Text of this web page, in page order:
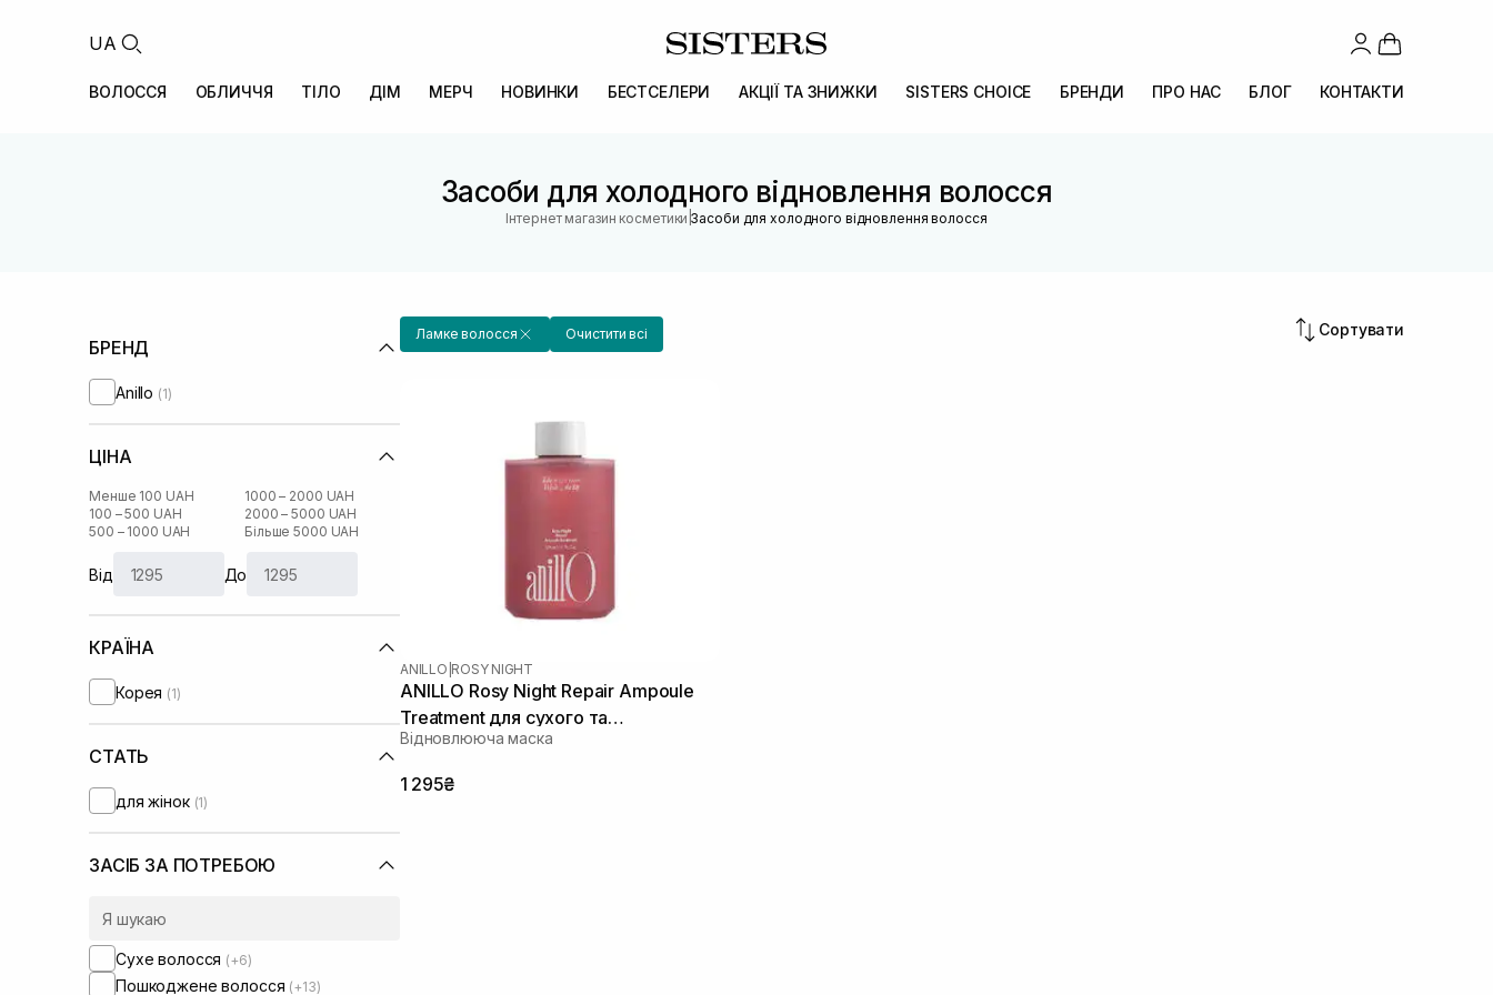
UA
ВОЛОССЯ ОБЛИЧЧЯ ТІЛО ДІМ МЕРЧ НОВИНКИ БЕСТСЕЛЕРИ АКЦІЇ ТА ЗНИЖКИ SISTERS CHOICE БРЕНДИ ПРО НАС БЛОГ КОНТАКТИ
Засоби для холодного відновлення волосся
Інтернет магазин косметики |Засоби для холодного відновлення волосся
БРЕНД
Anillo (1)
ЦІНА
Менше 100 UAH
100 – 500 UAH
500 – 1000 UAH
1000 – 2000 UAH
2000 – 5000 UAH
Більше 5000 UAH
Від До
КРАЇНА
Корея (1)
СТАТЬ
для жінок (1)
ЗАСІБ ЗА ПОТРЕБОЮ
Сухе волосся (+6)
Пошкоджене волосся (+13)
Ламке волосся Очистити всі Сортувати
ANILLO ROSY NIGHT
ANILLO Rosy Night Repair Ampoule
Treatment для сухого та
пошкодженого волосся 200 мл
Відновлююча маска
1 295₴